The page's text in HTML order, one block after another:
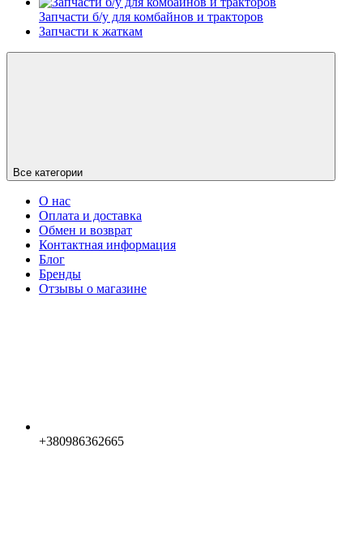
Запчасти б/у для комбайнов и тракторов
Запчасти к жаткам
Все категории
О нас
Оплата и доставка
Обмен и возврат
Контактная информация
Блог
Бренды
Отзывы о магазине
+380986362665